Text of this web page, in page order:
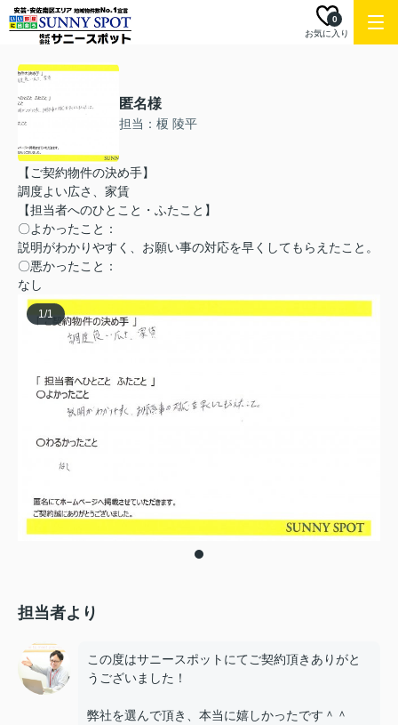
お気に入り
0
匿名様
担当：榎 陵平
【ご契約物件の決め手】
調度よい広さ、家賃
【担当者へのひとこと・ふたこと】
〇よかったこと：
説明がわかりやすく、お願い事の対応を早くしてもらえたこと。
〇悪かったこと：
なし
1/1
担当者より
この度はサニースポットにてご契約頂きありがと
うございました！
弊社を選んで頂き、本当に嬉しかったです＾＾